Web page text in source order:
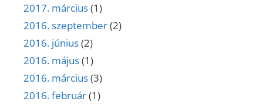
2017. március(1)
2016. szeptember(2)
2016. június(2)
2016. május(1)
2016. március(3)
2016. február(1)